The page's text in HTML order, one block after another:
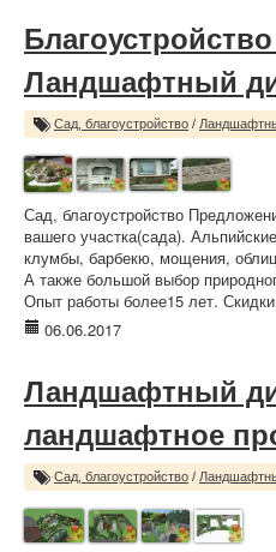
Благоустройство
Ландшафтный
Сад, благоустройство /
Сад, благоустройство
вашего участка(сада).
клумбы, барбекю, мощения,
А также большой выбор
Опыт работы более15 лет.
06.06.2017
Ландшафтный
ландшафтное
Сад, благоустройство /